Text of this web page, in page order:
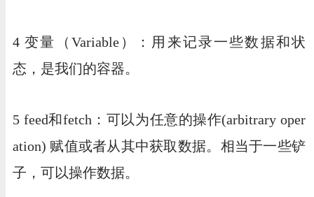
4 变量（Variable）：用来记录一些数据和状
态，是我们的容器。
5 feed和fetch：可以为任意的操作(arbitrary oper
ation) 赋值或者从其中获取数据。相当于一些铲
子，可以操作数据。